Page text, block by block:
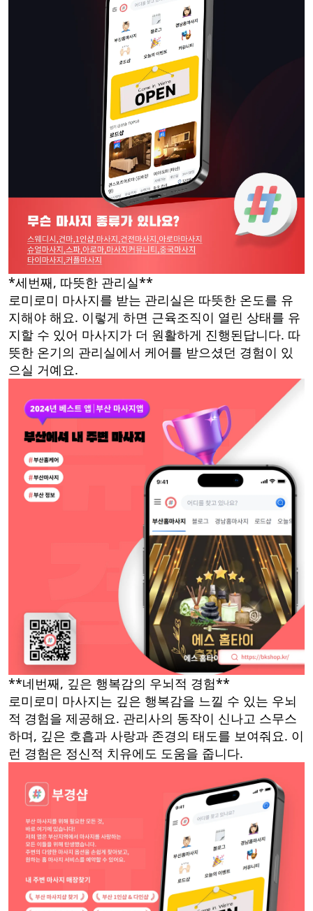
*세번째, 따뜻한 관리실**
로미로미 마사지를 받는 관리실은 따뜻한 온도를 유
지해야 해요. 이렇게 하면 근육조직이 열린 상태를 유
지할 수 있어 마사지가 더 원활하게 진행된답니다. 따
뜻한 온기의 관리실에서 케어를 받으셨던 경험이 있
으실 거예요.
**네번째, 깊은 행복감의 우뇌적 경험**
로미로미 마사지는 깊은 행복감을 느낄 수 있는 우뇌
적 경험을 제공해요. 관리사의 동작이 신나고 스무스
하며, 깊은 호흡과 사랑과 존경의 태도를 보여줘요. 이
런 경험은 정신적 치유에도 도움을 줍니다.